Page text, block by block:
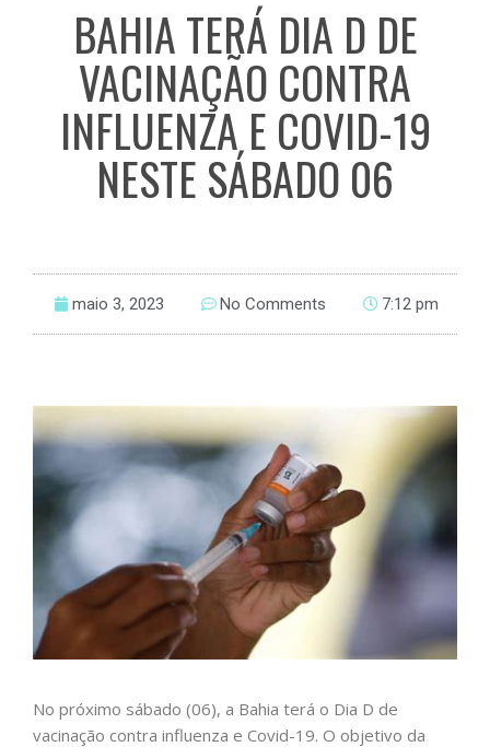
BAHIA TERÁ DIA D DE
VACINAÇÃO CONTRA
INFLUENZA E COVID-19
NESTE SÁBADO 06
maio 3, 2023 No Comments 7:12 pm
No próximo sábado (06), a Bahia terá o Dia D de
vacinação contra influenza e Covid-19. O objetivo da